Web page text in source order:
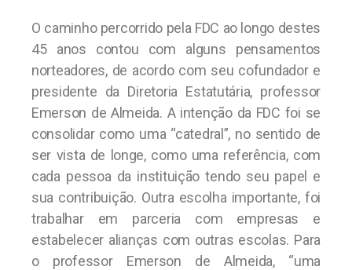
O caminho percorrido pela FDC ao longo destes
45 anos contou com alguns pensamentos
norteadores, de acordo com seu cofundador e
presidente da Diretoria Estatutária, professor
Emerson de Almeida. A intenção da FDC foi se
consolidar como uma “catedral”, no sentido de
ser vista de longe, como uma referência, com
cada pessoa da instituição tendo seu papel e
sua contribuição. Outra escolha importante, foi
trabalhar em parceria com empresas e
estabelecer alianças com outras escolas. Para
o professor Emerson de Almeida, “uma